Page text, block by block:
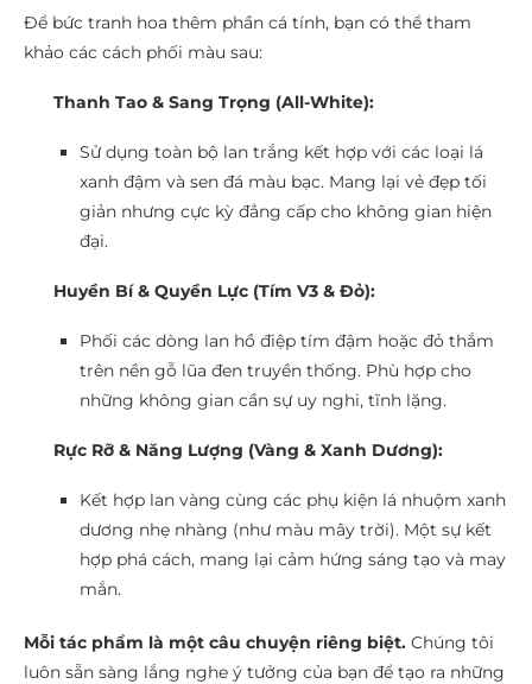
Để bức tranh hoa thêm phần cá tính, bạn có thể tham
khảo các cách phối màu sau:
Thanh Tao & Sang Trọng (All-White):
Sử dụng toàn bộ lan trắng kết hợp với các loại lá
xanh đậm và sen đá màu bạc. Mang lại vẻ đẹp tối
giản nhưng cực kỳ đẳng cấp cho không gian hiện
đại.
Huyền Bí & Quyền Lực (Tím V3 & Đỏ):
Phối các dòng lan hồ điệp tím đậm hoặc đỏ thắm
trên nền gỗ lũa đen truyền thống. Phù hợp cho
những không gian cần sự uy nghi, tĩnh lặng.
Rực Rỡ & Năng Lượng (Vàng & Xanh Dương):
Kết hợp lan vàng cùng các phụ kiện lá nhuộm xanh
dương nhẹ nhàng (như màu mây trời). Một sự kết
hợp phá cách, mang lại cảm hứng sáng tạo và may
mắn.
Mỗi tác phẩm là một câu chuyện riêng biệt. Chúng tôi
luôn sẵn sàng lắng nghe ý tưởng của bạn để tạo ra những